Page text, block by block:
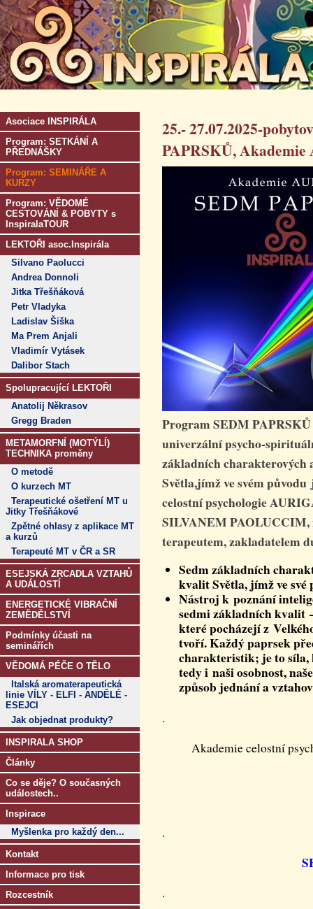
Asociace INSPIRÁLA
Program: SETKÁNÍ A
PŘEDNÁŠKY
Program: SEMINÁŘE A
KURZY
Program: VĚDOMÉ
CESTOVÁNÍ & POBYTY s
InspiralaTOUR
LEKTOŘI asoc.Inspirála
Silvano Paolucci
Andrea Donnoli
Jitka Třešňáková
Petr Vladyka
Ladislav Šiška
Ma Prem Anjali
Vladimír Vytásek
Dalibor Stach
Spolupracující LEKTOŘI
Anatolij Někrasov
Gregg Braden
METAMORFNÍ (MOTÝLÍ)
TECHNIKA proměny
O metodě
O kurzech MT
Terapeutické ošetření MT u
Jitky Třešňákové
Zpětné ohlasy z aplikace MT
a kurzů
Terapeuté MT v ČR a SR
ESEJSKÁ ZRCADLA VZTAHŮ
A UDÁLOSTÍ
ENERGETICKÉ VIBRAČNÍ
ZEMĚDĚLSTVÍ
Podmínky účasti na
seminářích
VĚDOMÁ PÉČE O TĚLO
Italská aromaterapeutická
linie VÍLY - ELFI - ANDĚLÉ -
ESEJCI
Jak objednat produkty?
INSPIRALA SHOP
Články
Co se děje? O současných
událostech..
Inspirace
Myšlenka pro každý den...
Kontakt
Informace pro tisk
Rozcestník
25.- 27.07.2025-
PAPRSKŮ,
Program SEDM
univerzální psycho-
základních charakterových
Světla,jímž ve svém původu
celostní psychologie
SILVANEM PAOLUCCIM,
terapeutem, zakladatelem
Sedm základních
kvalit Světla, jímž ve své
Nástroj k poznání
sedmi základních kvalit
které pocházejí z
tvoří. Každý paprsek
charakteristik; je to síla,
tedy i naši osobnost,
způsob jednání a
.
Akademie celostní
.
.